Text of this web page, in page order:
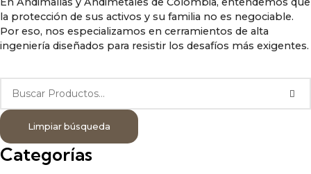
la protección de sus activos y su familia no es negociable.
Por eso, nos especializamos en cerramientos de alta
ingeniería diseñados para resistir los desafíos más exigentes.
Limpiar búsqueda
Categorías